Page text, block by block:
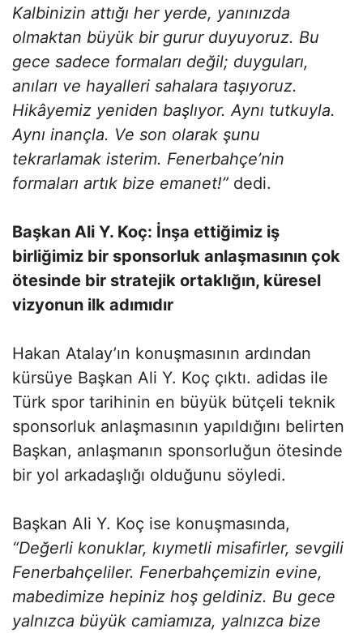
Kalbinizin attığı her yerde, yanınızda
olmaktan büyük bir gurur duyuyoruz. Bu
gece sadece formaları değil; duyguları,
anıları ve hayalleri sahalara taşıyoruz.
Hikâyemiz yeniden başlıyor. Aynı tutkuyla.
Aynı inançla. Ve son olarak şunu
tekrarlamak isterim. Fenerbahçe’nin
formaları artık bize emanet!” dedi.
Başkan Ali Y. Koç: İnşa ettiğimiz iş
birliğimiz bir sponsorluk anlaşmasının çok
ötesinde bir stratejik ortaklığın, küresel
vizyonun ilk adımıdır
Hakan Atalay’ın konuşmasının ardından
kürsüye Başkan Ali Y. Koç çıktı. adidas ile
Türk spor tarihinin en büyük bütçeli teknik
sponsorluk anlaşmasının yapıldığını belirten
Başkan, anlaşmanın sponsorluğun ötesinde
bir yol arkadaşlığı olduğunu söyledi.
Başkan Ali Y. Koç ise konuşmasında,
“Değerli konuklar, kıymetli misafirler, sevgili
Fenerbahçeliler. Fenerbahçemizin evine,
mabedimize hepiniz hoş geldiniz. Bu gece
yalnızca büyük camiamıza, yalnızca bize